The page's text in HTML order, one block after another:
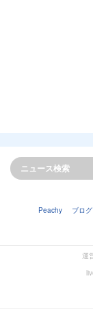
Peachy ブログ
運